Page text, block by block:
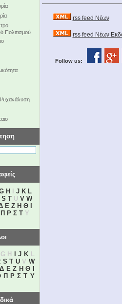
Πολιτισμού
H J K L
S TU V W
Ε Ζ Η Θ
Π Ρ Σ ΤΥ
G H J KL
S T UV W
Δ Ε Ζ Η Θ
Π Ρ Σ Τ Υ
rss feed Νέων
rss feed Νέων
Follow us: